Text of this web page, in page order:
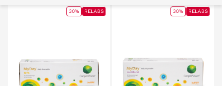
30% RELABS 30% RELABS